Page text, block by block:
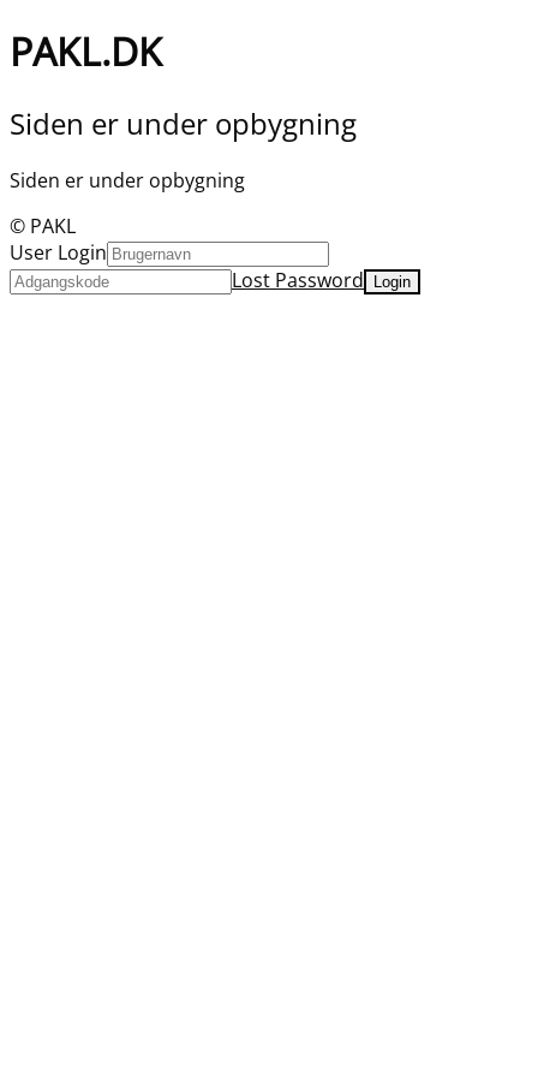
PAKL.DK
Siden er under opbygning
Siden er under opbygning
© PAKL
User Login
Lost Password